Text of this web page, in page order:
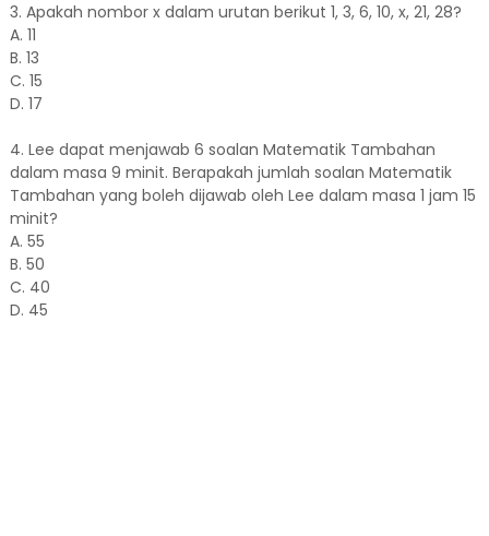
3. Apakah nombor x dalam urutan berikut 1, 3, 6, 10, x, 21, 28?
A. 11
B. 13
C. 15
D. 17
4. Lee dapat menjawab 6 soalan Matematik Tambahan
dalam masa 9 minit. Berapakah jumlah soalan Matematik
Tambahan yang boleh dijawab oleh Lee dalam masa 1 jam 15
minit?
A. 55
B. 50
C. 40
D. 45